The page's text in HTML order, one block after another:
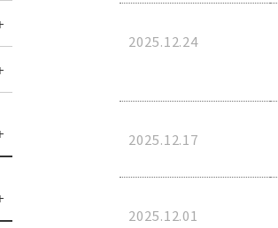
2025.12.24
2025.12.17
2025.12.01